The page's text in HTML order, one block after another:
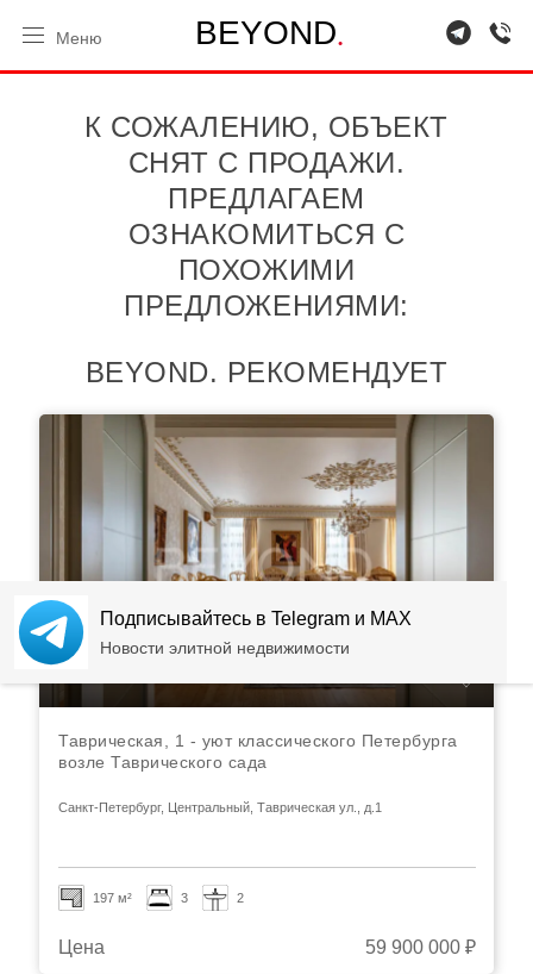
BEYOND.
Меню
К СОЖАЛЕНИЮ, ОБЪЕКТ
СНЯТ С ПРОДАЖИ.
ПРЕДЛАГАЕМ
ОЗНАКОМИТЬСЯ С
ПОХОЖИМИ
ПРЕДЛОЖЕНИЯМИ:
BEYOND. РЕКОМЕНДУЕТ
Таврическая, 1 - уют классического Петербурга
возле Таврического сада
Санкт-Петербург, Центральный, Таврическая ул., д.1
197 м² 3 2
Цена 59 900 000 ₽
Подписывайтесь в Telegram и MAX
Новости элитной недвижимости